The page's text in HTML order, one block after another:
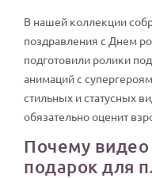
В нашей коллекции
поздравления с Днем
подготовили ролики
анимаций с
стильных и статусных
обязательно оценит
Почему
подарок для